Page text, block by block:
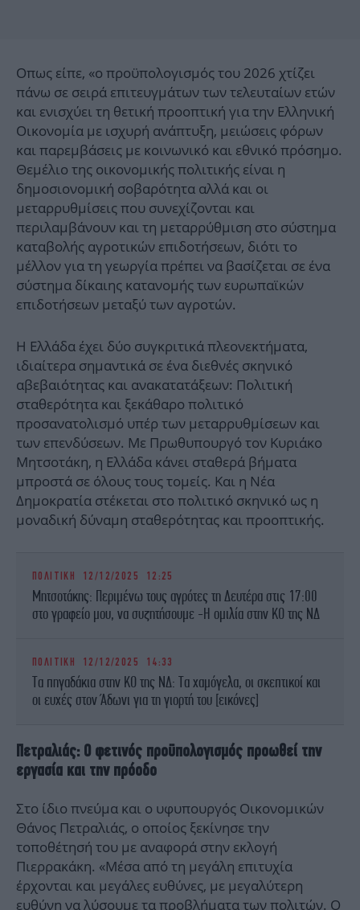
Οπως είπε, «ο προϋπολογισμός του 2026 χτίζει
πάνω σε σειρά επιτευγμάτων των τελευταίων ετών
και ενισχύει τη θετική προοπτική για την Ελληνική
Οικονομία με ισχυρή ανάπτυξη, μειώσεις φόρων
και παρεμβάσεις με κοινωνικό και εθνικό πρόσημο.
Θεμέλιο της οικονομικής πολιτικής είναι η
δημοσιονομική σοβαρότητα αλλά και οι
μεταρρυθμίσεις που συνεχίζονται και
περιλαμβάνουν και τη μεταρρύθμιση στο σύστημα
καταβολής αγροτικών επιδοτήσεων, διότι το
μέλλον για τη γεωργία πρέπει να βασίζεται σε ένα
σύστημα δίκαιης κατανομής των ευρωπαϊκών
επιδοτήσεων μεταξύ των αγροτών.
Η Ελλάδα έχει δύο συγκριτικά πλεονεκτήματα,
ιδιαίτερα σημαντικά σε ένα διεθνές σκηνικό
αβεβαιότητας και ανακατατάξεων: Πολιτική
σταθερότητα και ξεκάθαρο πολιτικό
προσανατολισμό υπέρ των μεταρρυθμίσεων και
των επενδύσεων. Με Πρωθυπουργό τον Κυριάκο
Μητσοτάκη, η Ελλάδα κάνει σταθερά βήματα
μπροστά σε όλους τους τομείς. Και η Νέα
Δημοκρατία στέκεται στο πολιτικό σκηνικό ως η
μοναδική δύναμη σταθερότητας και προοπτικής.
ΠΟΛΙΤΙΚΗ 12/12/2025 12:25
Μητσοτάκης: Περιμένω τους αγρότες τη Δευτέρα στις 17:00
στο γραφείο μου, να συζητήσουμε -Η ομιλία στην ΚΟ της ΝΔ
ΠΟΛΙΤΙΚΗ 12/12/2025 14:33
Τα πηγαδάκια στην ΚΟ της ΝΔ: Τα χαμόγελα, οι σκεπτικοί και
οι ευχές στον Άδωνι για τη γιορτή του [εικόνες]
Πετραλιάς: Ο φετινός προϋπολογισμός προωθεί την
εργασία και την πρόοδο
Στο ίδιο πνεύμα και ο υφυπουργός Οικονομικών
Θάνος Πετραλιάς, ο οποίος ξεκίνησε την
τοποθέτησή του με αναφορά στην εκλογή
Πιερρακάκη. «Μέσα από τη μεγάλη επιτυχία
έρχονται και μεγάλες ευθύνες, με μεγαλύτερη
ευθύνη να λύσουμε τα προβλήματα των πολιτών. Ο